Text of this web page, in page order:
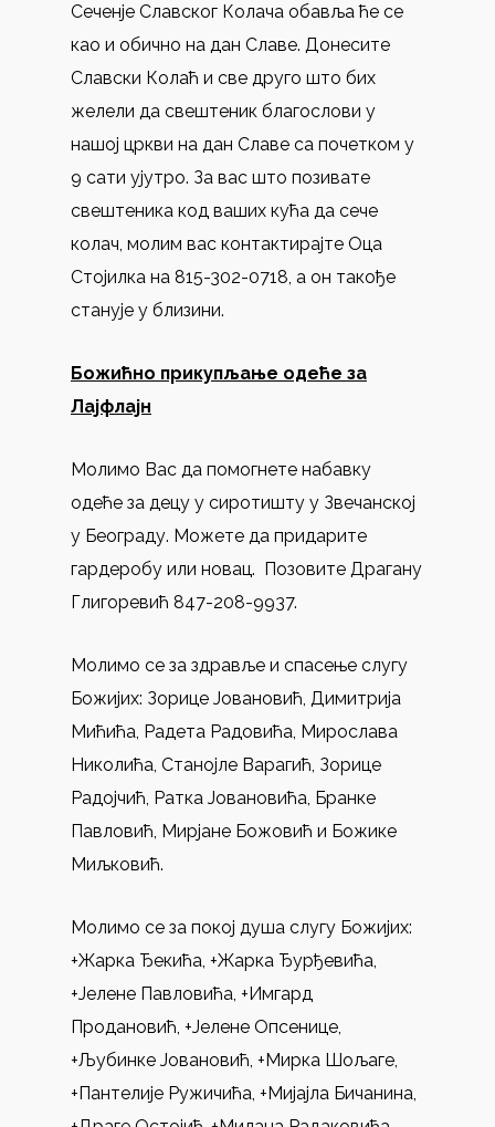
Сеченје Славског Колача обавља ће се
као и обично на дан Славе. Донесите
Славски Колаћ и све друго што бих
желели да свештеник благослови у
нашој цркви на дан Славе са почетком у
9 сати ујутро. За вас што позивате
свештеника код ваших кућа да сече
колач, молим вас контактирајте Оца
Стојилка на 815-302-0718, а он такође
станује у близини.
Божићно прикупљање одеће за
Лајфлајн
Молимо Вас да помогнете набавку
одеће за децу у сиротишту у Звечанској
у Београду. Можете да придарите
гардеробу или новац. Позовите Драгану
Глигоревић 847-208-9937.
Молимо се за здравље и спасење слугу
Божијих: Зорице Јовановић, Димитрија
Мићића, Радета Радовића, Мирослава
Николића, Станојле Варагић, Зорице
Радојчић, Ратка Јовановића, Бранке
Павловић, Мирјане Божовић и Божике
Миљковић.
Молимо се за покој душа слугу Божијих:
+Жарка Ђекића, +Жарка Ђурђевића,
+Јелене Павловића, +Имгард
Продановић, +Јелене Опсенице,
+Љубинке Јовановић, +Мирка Шољаге,
+Пантелије Ружичића, +Мијајла Бичанина,